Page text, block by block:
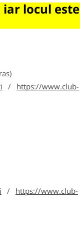
locul este
/ https://www.club-
/ https://www.club-